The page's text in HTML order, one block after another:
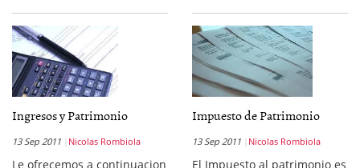
Ingresos y Patrimonio
13 Sep 2011 Nicolas Rombiola
Le ofrecemos a continuacion
Impuesto de Patrimonio
13 Sep 2011 Nicolas Rombiola
El Impuesto al patrimonio es